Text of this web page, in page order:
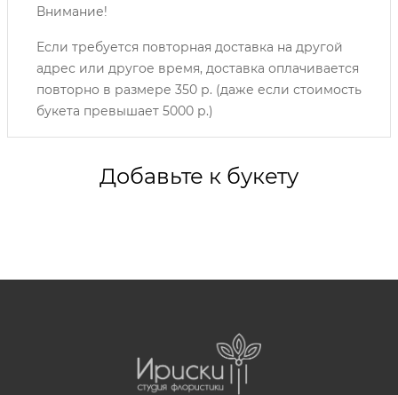
Внимание!
Если требуется повторная доставка на другой
адрес или другое время, доставка оплачивается
повторно в размере 350 р. (даже если стоимость
букета превышает 5000 р.)
Добавьте к букету